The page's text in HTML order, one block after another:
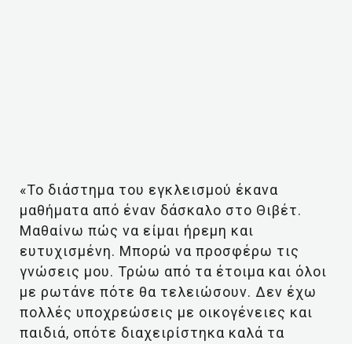
«Το διάστημα του εγκλεισμού έκανα
μαθήματα από έναν δάσκαλο στο Θιβέτ.
Μαθαίνω πώς να είμαι ήρεμη και
ευτυχισμένη. Μπορώ να προσφέρω τις
γνώσεις μου. Τρώω από τα έτοιμα και όλοι
με ρωτάνε πότε θα τελειώσουν. Δεν έχω
πολλές υποχρεώσεις με οικογένειες και
παιδιά, οπότε διαχειρίστηκα καλά τα